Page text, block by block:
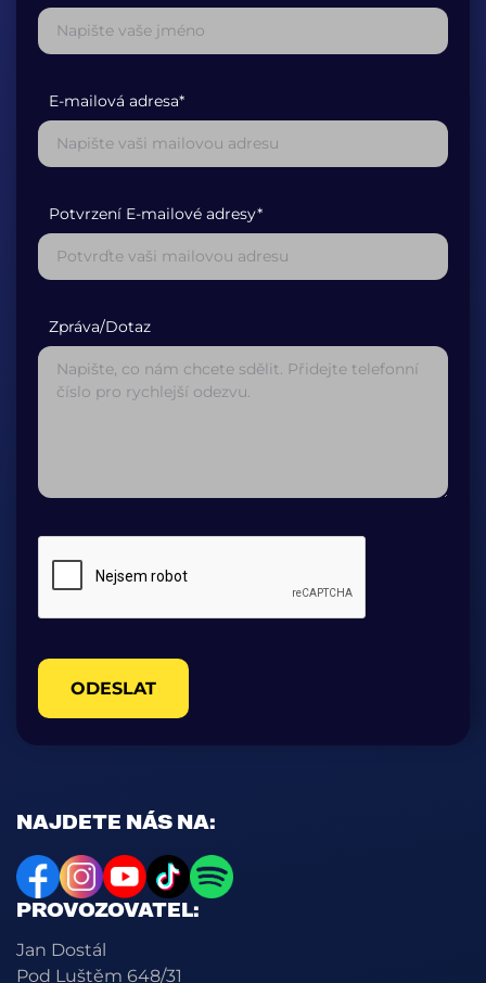
NAJDETE NÁS NA:
PROVOZOVATEL:
Jan Dostál
Pod Luštěm 648/31
E-mailová adresa*
Potvrzení E-mailové adresy*
Zpráva/Dotaz
ODESLAT